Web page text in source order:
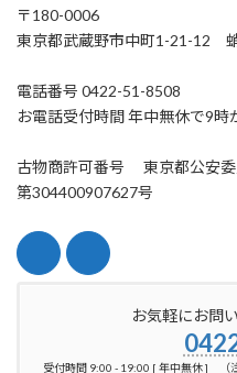
〒180-0006
東京都武蔵野市中町1-21-12
電話番号 0422-51-8508
お電話受付時間 年中無休で9時
古物商許可番号 東京都公安
第304400907627号
お気軽にお問
受付時間 9:00 - 19:00 [ 年中無休 ] （